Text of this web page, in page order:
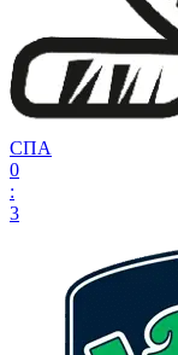
СПА
0
:
3